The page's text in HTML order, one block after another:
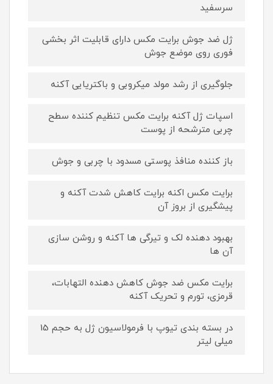
سرسفید
ژل ضد جوش برایت مکس دارای قابلیت اثر بخشی
فوری روی موضع جوش
جلوگیری از رشد مولد میکروبی و باکتریایی آکنه
اسپات ژل آکنه برایت مکس تنظیم کننده سطح
چربی مترشحه از پوست
باز کننده منافذ پوستی مسدود با چربی و جوش
برایت مکس اکنه برایت کاهش شدت آکنه و
پیشگیری از بروز آن
بهبود دهنده لک و تیرگی ها آکنه و روشن سازی
آن ها
برایت مکس ضد جوش کاهش دهنده التهابات،
قرمزی، تورم و تحریک آکنه
در بسته بندی تیوپ با فرمولاسیون ژل به حجم 15
میلی لیتر